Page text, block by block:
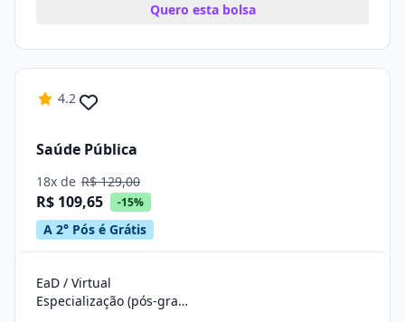
Quero esta bolsa
4.2
Saúde Pública
18x de R$ 129,00
R$ 109,65 -15%
A 2° Pós é Grátis
EaD / Virtual
Especialização (pós-graduação)